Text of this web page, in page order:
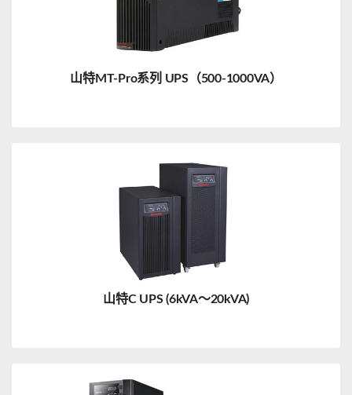
山特MT-Pro系列 UPS（500-1000VA）
山特C UPS (6kVA～20kVA)